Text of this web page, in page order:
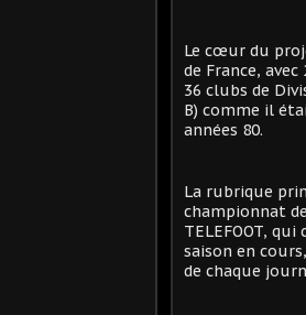
Le cœur du
de France,
36 clubs de
B) comme il
années 80.
La rubrique
championnat
TELEFOOT,
saison en
de chaque